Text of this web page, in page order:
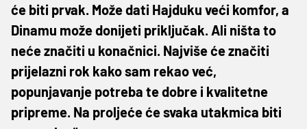
će biti prvak. Može dati Hajduku veći komfor, a
Dinamu može donijeti priključak. Ali ništa to
neće značiti u konačnici. Najviše će značiti
prijelazni rok kako sam rekao već,
popunjavanje potreba te dobre i kvalitetne
pripreme. Na proljeće će svaka utakmica biti